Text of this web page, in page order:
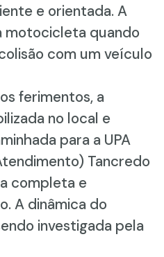
e orientada. A
motocicleta quando
com um veículo
ferimentos, a
no local e
para a UPA
Tancredo
completa e
A dinâmica do
investigada pela